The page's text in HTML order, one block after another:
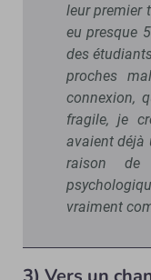
leur premier
eu presque
des
proches
connexion,
fragile, je
avaient déjà
raison de
vraiment